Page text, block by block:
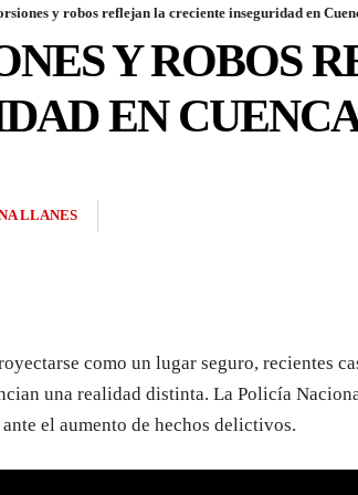
y robos reflejan la creciente inseguridad en
Y ROBOS
EN
LLANES
como un lugar seguro, recientes
una realidad distinta. La Policía
el aumento de hechos delictivos.